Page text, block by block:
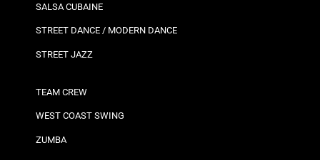
SALSA CUBAINE
STREET DANCE / MODERN DANCE
STREET JAZZ
TEAM CREW
WEST COAST SWING
ZUMBA